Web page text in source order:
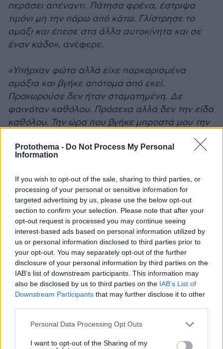
Protothema - Do Not Process My Personal
Information
If you wish to opt-out of the sale, sharing to third parties, or
processing of your personal or sensitive information for
targeted advertising by us, please use the below opt-out
section to confirm your selection. Please note that after your
opt-out request is processed you may continue seeing
interest-based ads based on personal information utilized by
us or personal information disclosed to third parties prior to
your opt-out. You may separately opt-out of the further
disclosure of your personal information by third parties on the
IAB’s list of downstream participants. This information may
also be disclosed by us to third parties on the IAB’s List of
Downstream Participants that may further disclose it to other
Please note that this website/app uses one or more Google
not limited to your visit or usage behaviour. You may click to
Personal Data Processing Opt Outs
I want to opt-out of the Sharing of my
περάσει απέναντι. Πάτησα φρένα, έστριψα
τιμόνι μη την πάρω από κάτω. Γλίστρησε το
αμάξι και έπεσε στα άλλα αυτοκίνητα και σε
έναν κάδο», ανέφερε.
«Υπήρχαν φώτα αλλά είχε παρκαρισμένα
αμάξια και βγήκε απότομα από εκεί.
Προχωρούσε δεν ήταν σταματημένη. Δε
φαινόταν καθόλου. Πρόσεχα αλλά δεν την είδα
καθόλου. Την ώρα που βγήκε μπροστά μου την
να βγει, δεν είχε διάβαση. Δε πρόλαβα να δω τι
στο ένα μέτρο. Δε μιλούσα εκείνη την ώρα με
τη συνοδηγό, με τη κοπέλα δε γνωριζόμασταν
καν, στο αμάξι ήταν απασχολημένη στο
κινητό», σημείωσε.
Σχετικά με την απόφασή του να εγκαταλείψει
το θύμα και να φύγει από το σημείο, ανέφερε
ότι ταράχθηκε καθώς δεν ήξερε τι πρέπει να
κάνει σε τέτοιες περιπτώσεις.«Δε συμβαίνει
κάθε ημέρα να χτυπάμε ανθρώπους να ξέρω τι
ανθρωπιάς και όχι γνώσεων».«Τρόμαξα.
Θόλωσα. Μόνος μου πήγα στις Αρχές» , είπε με